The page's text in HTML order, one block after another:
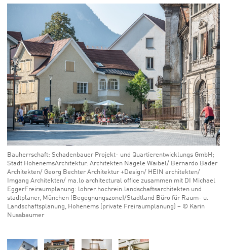
Bauherrschaft: Schadenbauer Projekt- und Quartierentwicklungs GmbH;
Stadt HohenemsArchitektur: Architekten Nägele Waibel/ Bernardo Bader
Architekten/ Georg Bechter Architektur +Design/ HEIN architekten/
Imgang Architekten/ ma.lo architectural office zusammen mit DI Michael
EggerFreiraumplanung: lohrer.hochrein.landschaftsarchitekten und
stadtplaner, München (Begegnungszone)/Stadtland Büro für Raum- u.
Landschaftsplanung, Hohenems (private Freiraumplanung) – © Karin
Nussbaumer